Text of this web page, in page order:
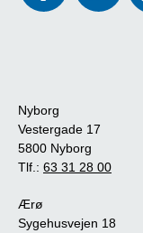
Nyborg
Vestergade 17
5800 Nyborg
Tlf.: 63 31 28 00
Ærø
Sygehusvejen 18